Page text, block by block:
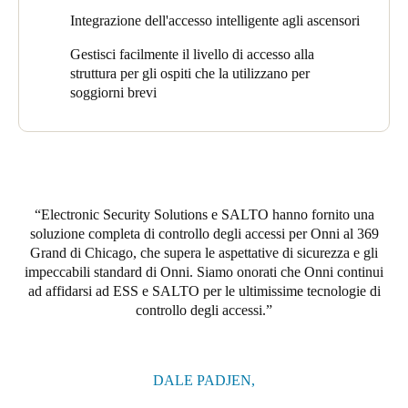
utilizzare comodamente i loro dispositivi mobili per accedere alle
Mobile di SALTO.
La soluzione di accesso è integrata con l'applicazione Elevator di
cellulare come credenziale quando si accede agli ascensori della
personalizzati per Onni per incorporare il marchio della struttura.
Integrazione dell'accesso intelligente agli ascensori
Gestisci facilmente il livello di accesso alla
struttura per gli ospiti che la utilizzano per
soggiorni brevi
Electronic Security Solutions e SALTO hanno fornito una
soluzione completa di controllo degli accessi per Onni al 369
Grand di Chicago, che supera le aspettative di sicurezza e gli
impeccabili standard di Onni. Siamo onorati che Onni continui
ad affidarsi ad ESS e SALTO per le ultimissime tecnologie di
controllo degli accessi.
DALE PADJEN,